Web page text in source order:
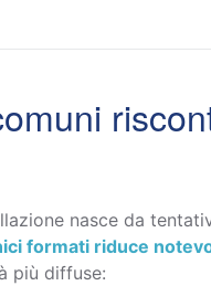
nasce da
formati riduce
più diffuse: